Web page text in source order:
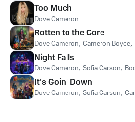
Too Much
Dove Cameron
Rotten to the Core
Dove Cameron, Cameron Boyce,
Night Falls
Dove Cameron, Sofia Carson,
It's Goin' Down
Dove Cameron, Sofia Carson,